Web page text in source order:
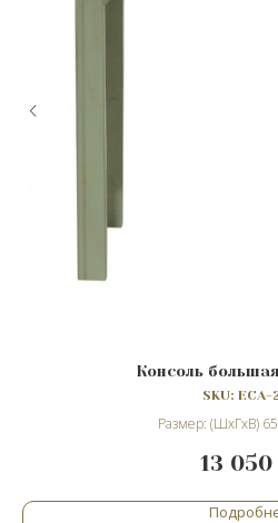
Консоль
SKU: ECA-
Размер: (ШхГхВ)
13 050